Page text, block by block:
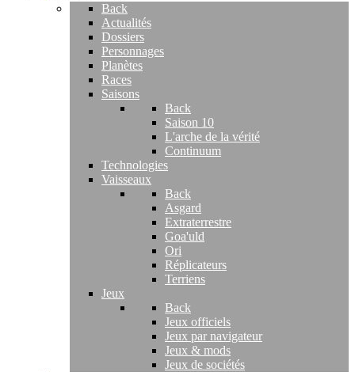
Back
Actualités
Dossiers
Personnages
Planètes
Races
Saisons
Back
Saison 10
L'arche de la vérité
Continuum
Technologies
Vaisseaux
Back
Asgard
Extraterrestre
Goa'uld
Ori
Réplicateurs
Terriens
Jeux
Back
Jeux officiels
Jeux par navigateur
Jeux & mods
Jeux de sociétés